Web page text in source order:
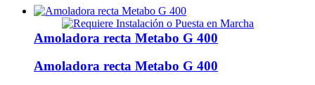
Amoladora recta Metabo G 400
Amoladora recta Metabo G 400